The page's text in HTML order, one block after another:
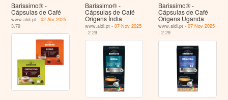
Barissimo® -
Cápsulas de Café
www.aldi.pt -02 Abr 2025 -
3.79
Barissimo® -
Cápsulas de Café
Origens Índia
www.aldi.pt - 07 Nov 2025
- 2.29
Barissimo® -
Cápsulas de Café
Origens Uganda
www.aldi.pt -07 Nov 2025
- 2.29